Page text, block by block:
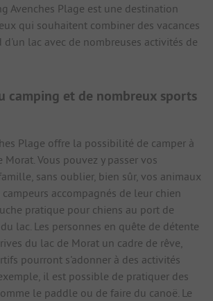
Avenches Plage est une destination
qui souhaitent combiner des vacances
lac avec de nombreuses activités de
camping et de nombreux sports
Plage offre la possibilité de camper à
Vous pouvez y passer vos
sans oublier, bien sûr, vos animaux
campeurs accompagnés de leur chien
pratique pour chiens au port de
lac. Les personnes en quête de détente
du lac de Morat un cadre de rêve,
pourront s'adonner à des activités
il est possible de pratiquer des
le paddle ou de faire du canoë. Le